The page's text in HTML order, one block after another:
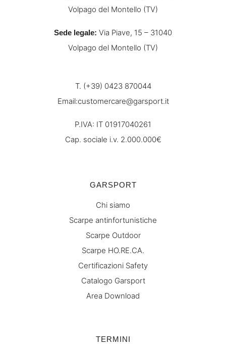
Volpago del Montello (TV)
Sede legale: Via Piave, 15 – 31040
Volpago del Montello (TV)
T. (+39) 0423 870044
Email:customercare@garsport.it
P.IVA: IT 01917040261
Cap. sociale i.v. 2.000.000€
GARSPORT
Chi siamo
Scarpe antinfortunistiche
Scarpe Outdoor
Scarpe HO.RE.CA.
Certificazioni Safety
Catalogo Garsport
Area Download
TERMINI